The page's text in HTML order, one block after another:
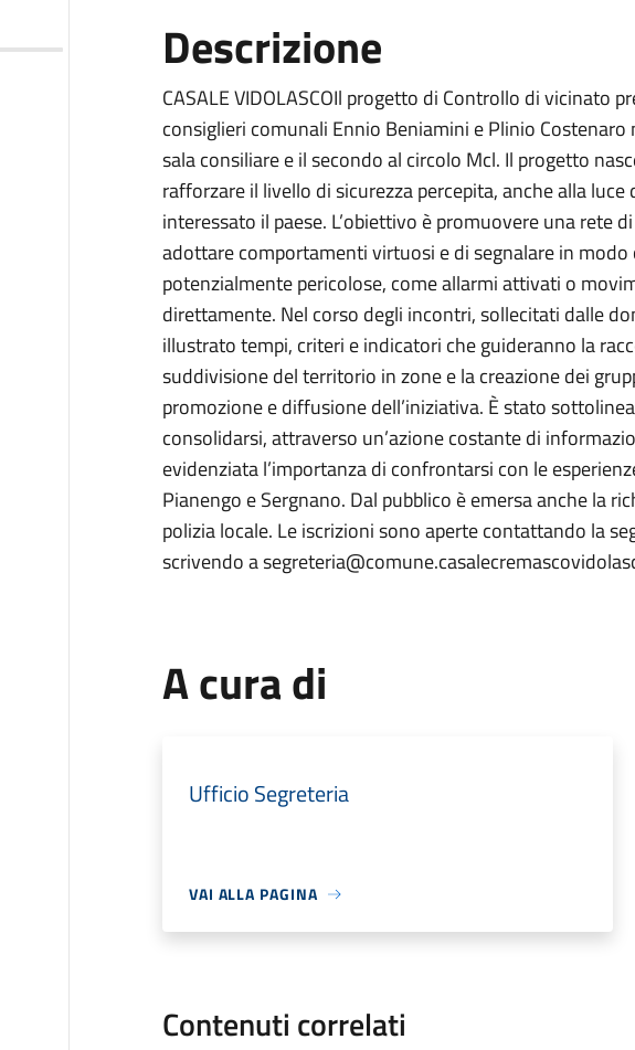
Descrizione
CASALE VIDOLASCOIl progetto di Controllo di vicinato
consiglieri comunali Ennio Beniamini e Plinio
sala consiliare e il secondo al circolo Mcl. Il progetto
rafforzare il livello di sicurezza percepita, anche alla
interessato il paese. L’obiettivo è promuovere una rete
adottare comportamenti virtuosi e di segnalare in
potenzialmente pericolose, come allarmi attivati o
direttamente. Nel corso degli incontri, sollecitati dalle
illustrato tempi, criteri e indicatori che guideranno la
suddivisione del territorio in zone e la creazione dei
promozione e diffusione dell’iniziativa. È stato
consolidarsi, attraverso un’azione costante di
evidenziata l’importanza di confrontarsi con le
Pianengo e Sergnano. Dal pubblico è emersa anche la
polizia locale. Le iscrizioni sono aperte contattando la
scrivendo a
A cura di
Ufficio Segreteria
VAI ALLA PAGINA
Contenuti correlati